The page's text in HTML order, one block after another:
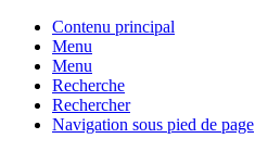
Contenu principal
Menu
Menu
Recherche
Rechercher
Navigation sous pied de page